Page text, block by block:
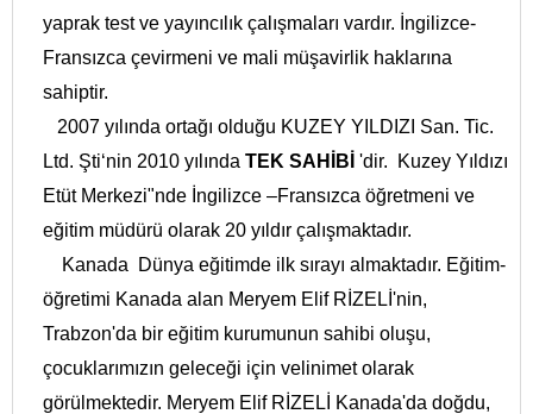
yaprak test ve yayıncılık çalışmaları vardır. İngilizce-
Fransızca çevirmeni ve mali müşavirlik haklarına
sahiptir.
2007 yılında ortağı olduğu KUZEY YILDIZI San. Tic.
Ltd. Şti‘nin 2010 yılında TEK SAHİBİ 'dir. Kuzey Yıldızı
Etüt Merkezi"nde İngilizce –Fransızca öğretmeni ve
eğitim müdürü olarak 20 yıldır çalışmaktadır.
Kanada Dünya eğitimde ilk sırayı almaktadır. Eğitim-
öğretimi Kanada alan Meryem Elif RİZELİ'nin,
Trabzon'da bir eğitim kurumunun sahibi oluşu,
çocuklarımızın geleceği için velinimet olarak
görülmektedir. Meryem Elif RİZELİ Kanada'da doğdu,